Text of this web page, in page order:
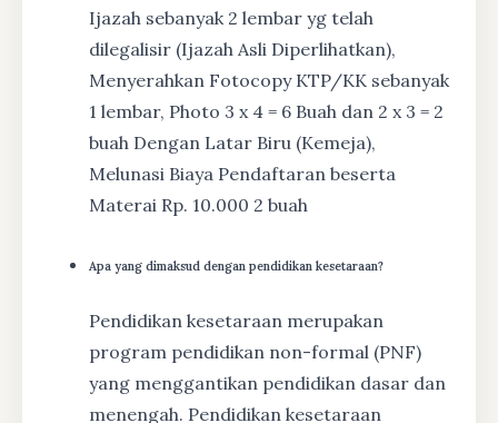
Ijazah sebanyak 2 lembar yg telah
dilegalisir (Ijazah Asli Diperlihatkan),
Menyerahkan Fotocopy KTP/KK sebanyak
1 lembar, Photo 3 x 4 = 6 Buah dan 2 x 3 = 2
buah Dengan Latar Biru (Kemeja),
Melunasi Biaya Pendaftaran beserta
Materai Rp. 10.000 2 buah
Apa yang dimaksud dengan pendidikan kesetaraan?
Pendidikan kesetaraan merupakan
program pendidikan non-formal (PNF)
yang menggantikan pendidikan dasar dan
menengah. Pendidikan kesetaraan